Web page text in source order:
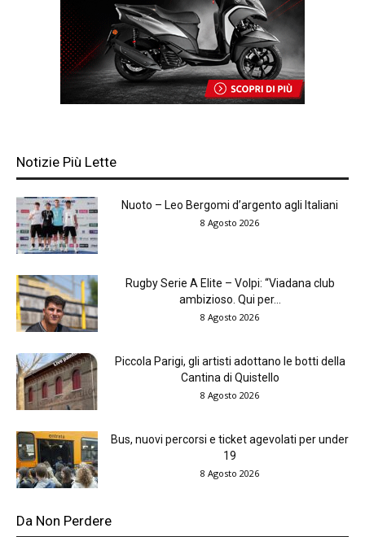
Notizie Più Lette
Nuoto – Leo Bergomi d’argento agli Italiani
8 Agosto 2026
Rugby Serie A Elite – Volpi: “Viadana club
ambizioso. Qui per...
8 Agosto 2026
Piccola Parigi, gli artisti adottano le botti della
Cantina di Quistello
8 Agosto 2026
Bus, nuovi percorsi e ticket agevolati per under
19
8 Agosto 2026
Da Non Perdere